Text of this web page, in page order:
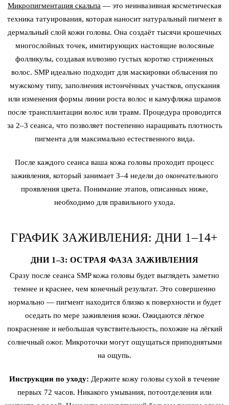
Микропигментация скальпа — это неинвазивная косметическая
техника татуирования, которая наносит натуральный пигмент в
дермальный слой кожи головы. Она создаёт тысячи крошечных
многослойных точек, имитирующих настоящие волосяные
фолликулы, создавая иллюзию густых коротко стриженных
волос. SMP идеально подходит для маскировки облысения по
мужскому типу, заполнения истончённых участков, опускания
или изменения формы линии роста волос и камуфляжа шрамов
после трансплантации волос или травм. Процедура проводится
за 2–3 сеанса, что позволяет постепенно наращивать плотность
пигмента для максимально естественного вида.
После каждого сеанса ваша кожа головы проходит процесс
заживления, который занимает 3–4 недели до окончательного
проявления цвета. Понимание этапов, описанных ниже,
необходимо для правильного ухода.
ГРАФИК ЗАЖИВЛЕНИЯ: ДНИ 1–14+
ДНИ 1–3: ОСТРАЯ ФАЗА ЗАЖИВЛЕНИЯ
Сразу после сеанса SMP кожа головы будет выглядеть заметно
темнее и краснее, чем конечный результат. Это совершенно
нормально — пигмент находится близко к поверхности и будет
оседать по мере заживления кожи. Ожидаются лёгкое
покраснение и небольшая чувствительность, похожие на лёгкий
солнечный ожог. Микроточки могут ощущаться приподнятыми
на ощупь.
Инструкции по уходу: Держите кожу головы сухой в течение
первых 72 часов. Никакого умывания, потоотделения или